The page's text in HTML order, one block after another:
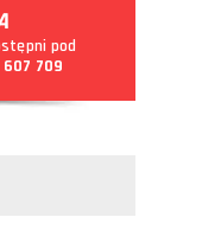
pod
709